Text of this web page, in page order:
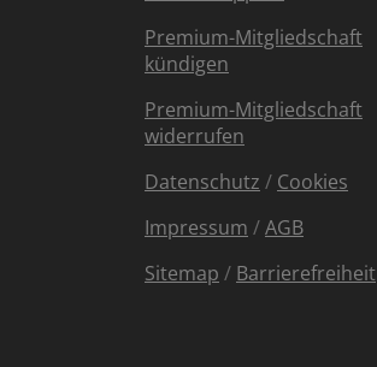
Premium-Mitgliedschaft
kündigen
Premium-Mitgliedschaft
widerrufen
Datenschutz / Cookies
Impressum /AGB
Sitemap / Barrierefreiheit